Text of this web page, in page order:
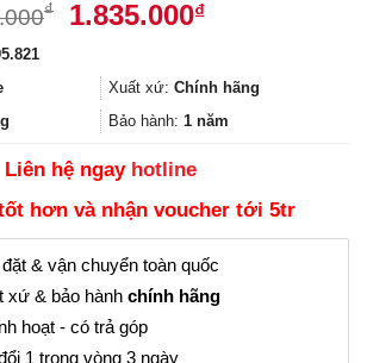
₫
Giá
2.447.000₫.
1.835.000₫Giá
là:
1.835.000₫.
Xuất xứ: Chính hãng
Bảo hành: 1 năm
Liên hệ ngay hotline
hơn và nhận voucher tới 5tr
& vận chuyển toàn quốc
xứ & bảo hành chính hãng
hoạt - có trả góp
1 trong vòng 3 ngày